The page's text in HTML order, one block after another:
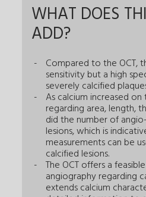
WHAT DOES
ADD?
Compared to the OCT,
sensitivity but a high
severely calcified
As calcium increased
regarding area, length,
did the number of
lesions, which is
measurements can be
calcified lesions.
The OCT offers a
angiography regarding
extends calcium